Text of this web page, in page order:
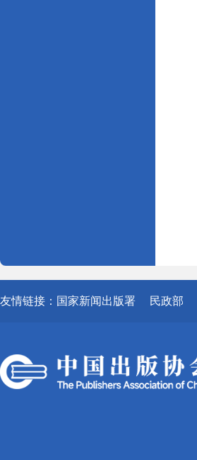
友情链接： 国家新闻出版署 民政部